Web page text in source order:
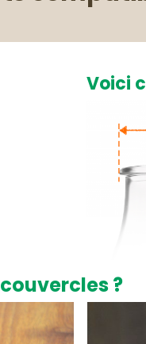
Voici
?